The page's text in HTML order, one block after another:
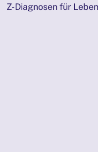
Z-Diagnosen für